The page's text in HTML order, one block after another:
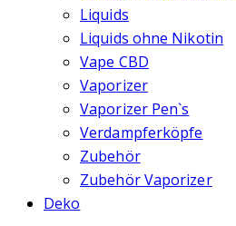
Liquids
Liquids ohne Nikotin
Vape CBD
Vaporizer
Vaporizer Pen`s
Verdampferköpfe
Zubehör
Zubehör Vaporizer
Deko